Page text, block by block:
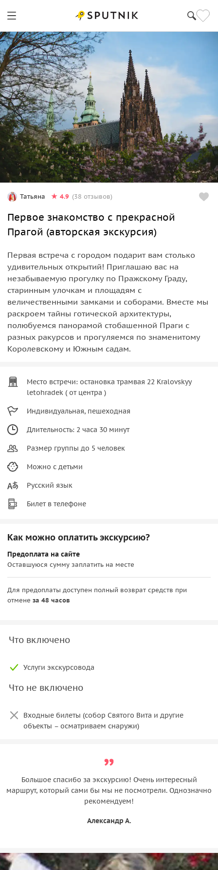
Татьяна 4.9 (38 отзывов)
Первое знакомство с прекрасной
Прагой (авторская экскурсия)
Первая встреча с городом подарит вам столько
удивительных открытий! Приглашаю вас на
незабываемую прогулку по Пражскому Граду,
старинным улочкам и площадям с
величественными замками и соборами. Вместе мы
раскроем тайны готической архитектуры,
полюбуемся панорамой стобашенной Праги с
разных ракурсов и прогуляемся по знаменитому
Королевскому и Южным садам.
Место встречи: остановка трамвая 22 Kralovskyy
letohradek ( от центра )
Индивидуальная, пешеходная
Длительность: 2 часа 30 минут
Размер группы до 5 человек
Можно с детьми
Русский язык
Билет в телефоне
Как можно оплатить экскурсию?
Предоплата на сайте
Оставшуюся сумму заплатить на месте
Для предоплаты доступен полный возврат средств при
отмене за 48 часов
Что включено
Услуги экскурсовода
Что не включено
Входные билеты (собор Святого Вита и другие
объекты – осматриваем снаружи)
Большое спасибо за экскурсию! Очень интересный
маршрут, который сами бы мы не посмотрели. Однозначно
рекомендуем!
Александр А.